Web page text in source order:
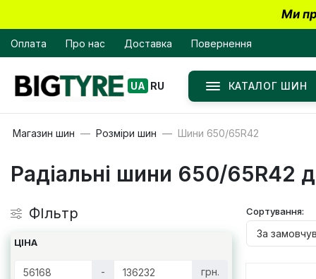
Ми
Оплата Про нас Доставка Повернення
UA RU КАТАЛОГ ШИН
Магазин шин Розміри шин Шини 650/65R42
Радіальні шини 650/65R42
ФІльтр
ЦІНА
- грн.
Сортування: